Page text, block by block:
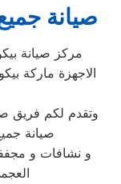
صيانة
مركز صيانة
الاجهزة ماركة
وتقدم لكم فريق
صيانة
و نشافات و